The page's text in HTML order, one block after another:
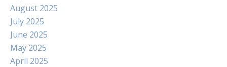
August 2025
July 2025
June 2025
May 2025
April 2025